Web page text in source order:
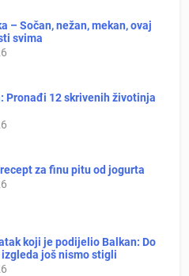
– Sočan, nežan, mekan, ovaj
svima
Pronađi 12 skrivenih životinja
za finu pitu od jogurta
koji je podijelio Balkan: Do
još nismo stigli